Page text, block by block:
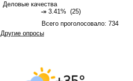
Деловые качества
-» 3.41% (25)
Всего проголосовало: 734
Другие опросы